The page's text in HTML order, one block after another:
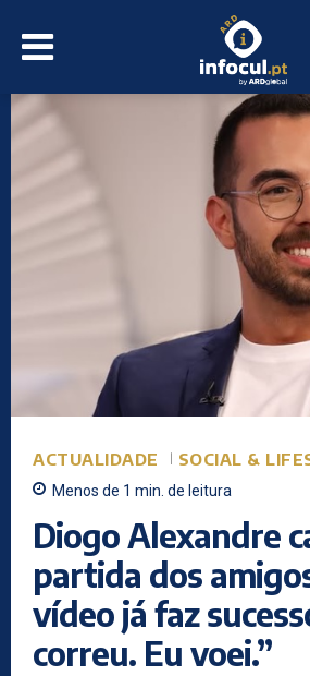
ACTUALIDADE SOCIAL &
Menos de 1 min. de leitura
Diogo Alexandre
partida dos
vídeo já faz
correu. Eu voei.”